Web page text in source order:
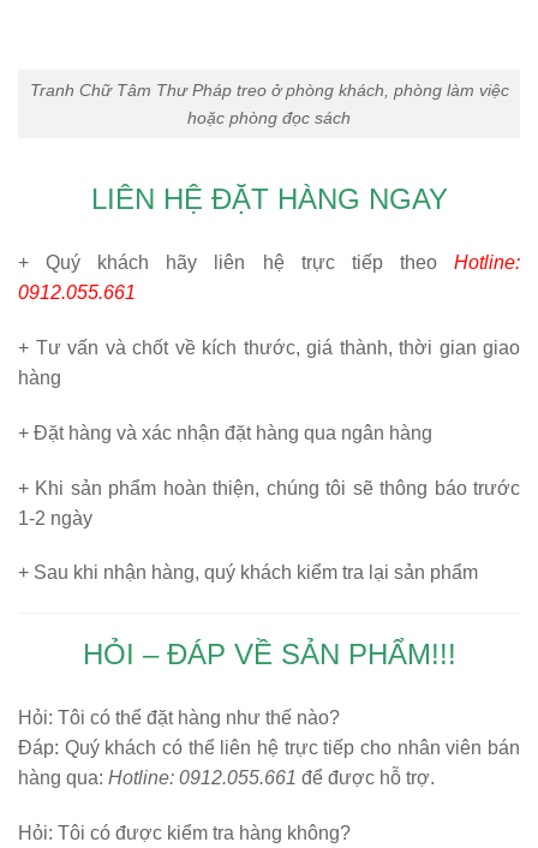
Tranh Chữ Tâm Thư Pháp treo ở phòng khách, phòng làm việc
hoặc phòng đọc sách
LIÊN HỆ ĐẶT HÀNG NGAY
+ Quý khách hãy liên hệ trực tiếp theo Hotline:
0912.055.661
+ Tư vấn và chốt về kích thước, giá thành, thời gian giao
hàng
+ Đặt hàng và xác nhận đặt hàng qua ngân hàng
+ Khi sản phẩm hoàn thiện, chúng tôi sẽ thông báo trước
1-2 ngày
+ Sau khi nhận hàng, quý khách kiểm tra lại sản phẩm
HỎI – ĐÁP VỀ SẢN PHẨM!!!
Hỏi: Tôi có thể đặt hàng như thế nào?
Đáp: Quý khách có thể liên hệ trực tiếp cho nhân viên bán
hàng qua: Hotline: 0912.055.661 để được hỗ trợ.
Hỏi: Tôi có được kiểm tra hàng không?